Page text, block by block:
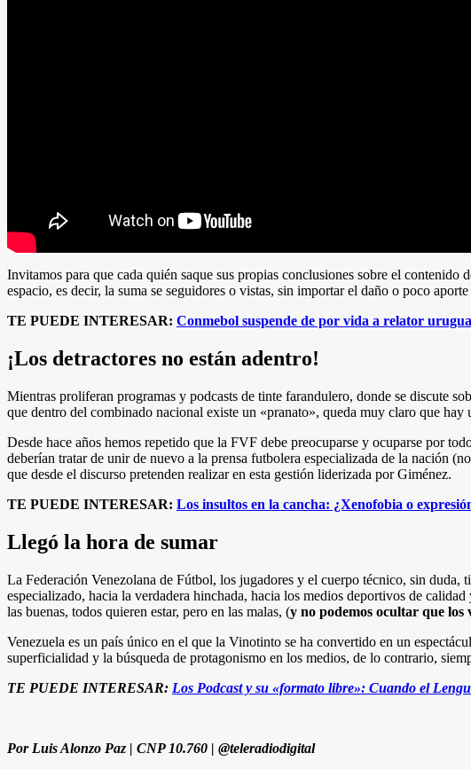
Invitamos para que cada quién saque sus propias conclusiones sobre el
espacio, es decir, la suma se seguidores o vistas, sin importar el daño o poco
TE PUEDE INTERESAR: Conmebol suspende de por vida a relator
¡Los detractores no están adentro!
Mientras proliferan programas y podcasts de tinte farandulero, donde se discute
que dentro del combinado nacional existe un «pranato», queda muy claro que
Desde hace años hemos repetido que la FVF debe preocuparse y ocuparse por
deberían tratar de unir de nuevo a la prensa futbolera especializada de la nación
que desde el discurso pretenden realizar en esta gestión liderizada por Giménez.
TE PUEDE INTERESAR: Los insultos en la cancha: ¿Xenofobia o
Llegó la hora de sumar
La Federación Venezolana de Fútbol, los jugadores y el cuerpo técnico, sin
especializado, hacia la verdadera hinchada, hacia los medios deportivos de
las buenas, todos quieren estar, pero en las malas, (y no podemos ocultar que los
Venezuela es un país único en el que la Vinotinto se ha convertido en un
superficialidad y la búsqueda de protagonismo en los medios, de lo contrario,
TE PUEDE INTERESAR: Los Podcast y su «formato libre»: Cuando el
Por Luis Alonzo Paz | CNP 10.760 | @teleradiodigital